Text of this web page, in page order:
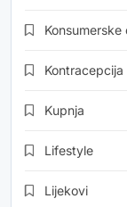
Kontracepcija
Kupnja
Lifestyle
Lijekovi